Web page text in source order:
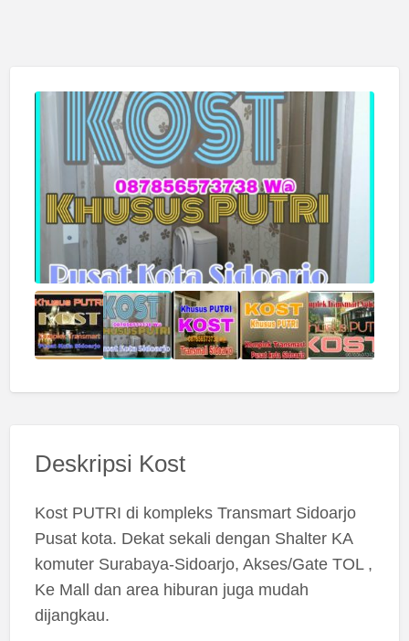
Deskripsi Kost
Kost PUTRI di kompleks Transmart Sidoarjo
Pusat kota. Dekat sekali dengan Shalter KA
komuter Surabaya-Sidoarjo, Akses/Gate TOL ,
Ke Mall dan area hiburan juga mudah
dijangkau.